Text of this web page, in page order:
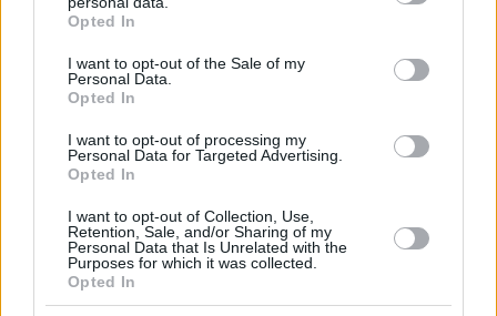
grant or deny consent to Google and its third-party tags to
use your data for below specified purposes in below Google
consent section.
Opted In
I want to opt-out of the Sale of my
Personal Data.
Opted In
I want to opt-out of processing my
Personal Data for Targeted Advertising.
Opted In
I want to opt-out of Collection, Use,
Retention, Sale, and/or Sharing of my
Personal Data that Is Unrelated with the
Purposes for which it was collected.
Opted In
φωνή, οι συνεργασίες, τα κορυφαία
του τραγούδια, γιατί δεν έκανε
καριέρα σε μεγάλες πίστες
06.08.2026, 16:32 18
55χρονος στην Κρήτη πείσθηκε ότι
ιστοσελίδα θα του εξασφάλιζε
αποδόσεις σε μετοχές και έχασε
€100.000